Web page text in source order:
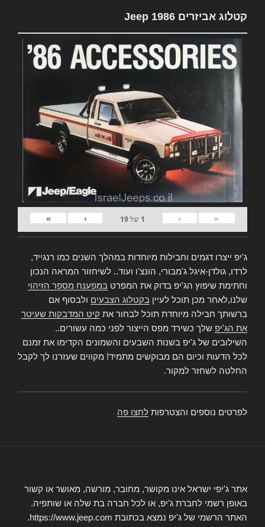
קטלוג אביזרים Jeep 1986
«
‹
1 של19
›
»
ג'יפ ייצרו דגמים וחבילות מיוחדות במהלך השנים כמו רנגייד,
לרדו, גולדן-איגל ג'מבורי, הונצ'ו ועוד.. לשיחזור המראה הנכון
וחתימת שיפוץ הג'יפ בדוק את המפרט במפענח מספר הזיהוי
שלנו,לאחר מכן תוכל לעיין בקטלוג הצבעים ולבסוף אם
ברשותך חבילה מיוחדת תוכל לבחור את קיט המדבקות שעיטר
את הג'יפ שלך כשירד מפס הייצור לפני כמה עשורים..
השילובים של ג'יפ בשנות השבעים והשמונים הקדימו את זמנם
לכל הדעות וכיום הם מבוקשים מתמיד! מקווים שעזרנו לך לקבל
החלטה לשחזר למקור.
לפרטים נוספים והצטרפות לחצו פה
אתר ג'יפי ישראל אינו מקושר, מחובר, מורשה, מאושר או קשור
באופן רשמי לחברת ג'יפ, או לכל חברה בת שלה או שותפיה.
האתר הרשמי של ג'יפ נמצא בכתובת https://www.jeep.com.